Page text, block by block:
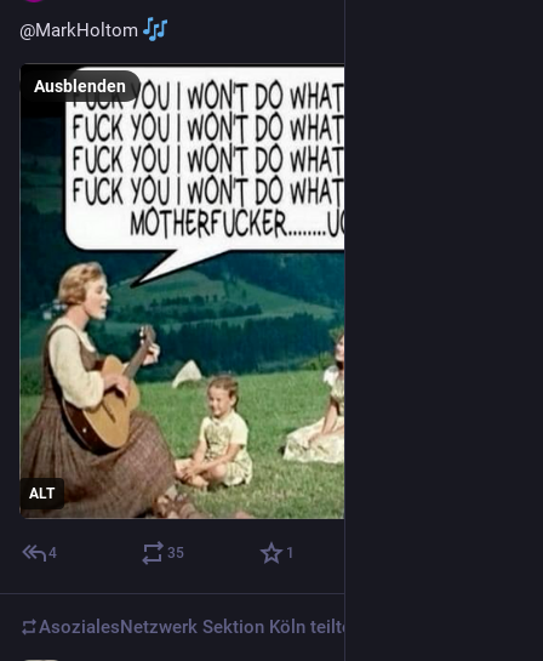
@MarkHoltom
ALT
Ausblenden
4 35 1
AsozialesNetzwerk Sektion Köln teilte